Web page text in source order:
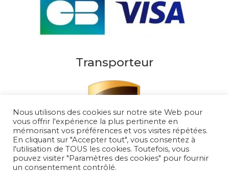
Transporteur
Nous utilisons des cookies sur notre site Web pour
vous offrir l'expérience la plus pertinente en
mémorisant vos préférences et vos visites répétées.
En cliquant sur "Accepter tout", vous consentez à
l'utilisation de TOUS les cookies. Toutefois, vous
pouvez visiter "Paramètres des cookies" pour fournir
un consentement contrôlé.